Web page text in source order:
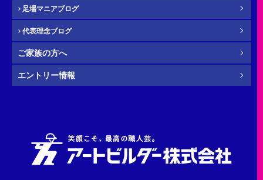
任意 その他・お問い合わせ内容
足場マニアブログ
代表理念ブログ
ご家族の方へ
エントリー情報